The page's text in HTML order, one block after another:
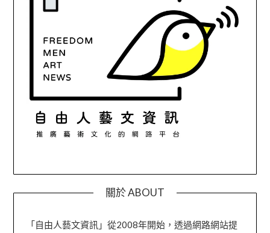
關於 ABOUT
「自由人藝文資訊」從2008年開始，透過網路網站提